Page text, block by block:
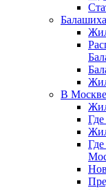
Балашиха
В Москве